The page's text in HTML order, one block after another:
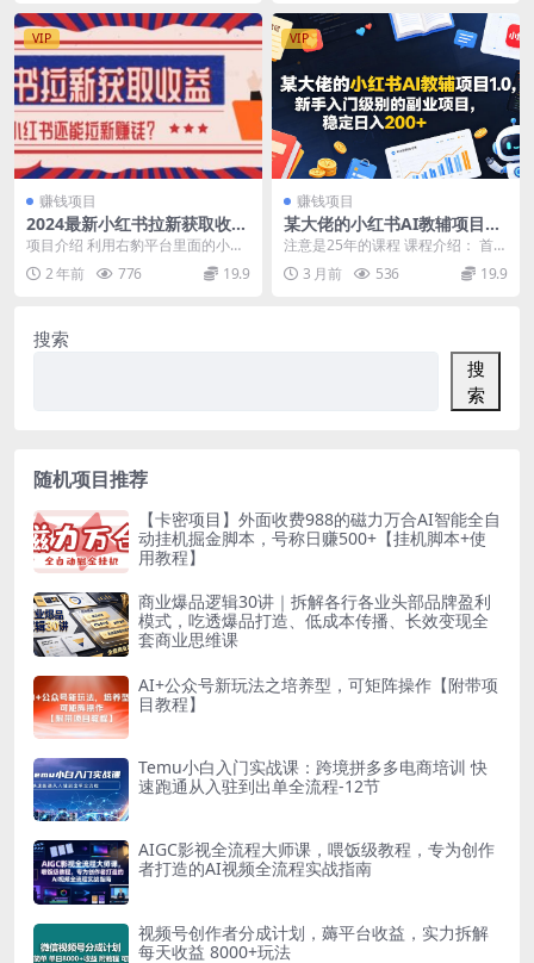
VIP
赚钱项目
2024最新小红书拉新获取收益
方法，小白也可以操作
项目介绍 利用右豹平台里面的小红
书拉新任务获取收益 1. 复制小红书
内的作品或者...
2 年前 776 19.9
VIP
赚钱项目
某大佬的小红书AI教辅项目1.
0，新手入门级别的副业项
目，稳定日入200+
注意是25年的课程 课程介绍： 首
先，教辅项目为小学、初中、高中
三个年龄段的教辅...
3 月前 536 19.9
搜索
搜
索
随机项目推荐
【卡密项目】外面收费988的磁力万合AI智能全自
动挂机掘金脚本，号称日赚500+【挂机脚本+使
用教程】
商业爆品逻辑30讲｜拆解各行各业头部品牌盈利
模式，吃透爆品打造、低成本传播、长效变现全
套商业思维课
AI+公众号新玩法之培养型，可矩阵操作【附带项
目教程】
Temu小白入门实战课：跨境拼多多电商培训 快
速跑通从入驻到出单全流程-12节
AIGC影视全流程大师课，喂饭级教程，专为创作
者打造的AI视频全流程实战指南
视频号创作者分成计划，薅平台收益，实力拆解
每天收益 8000+玩法